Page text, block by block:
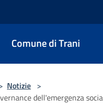
Comune di Trani
Notizie >
dell'emergenza